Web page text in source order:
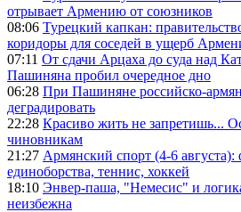
отрывает Армению от союзников
08:06 Турецкий капкан:
коридоры для соседей в ущерб
07:11 От сдачи Арцаха до суда над
Пашиняна пробил очередное дно
06:28 При Пашиняне российско-
деградировать
22:28 Красиво жить не запретишь...
чиновникам
21:27 Армянский спорт (4-6
единоборства, теннис, хоккей
18:10 Энвер-паша, "Немесис" и
неизбежна